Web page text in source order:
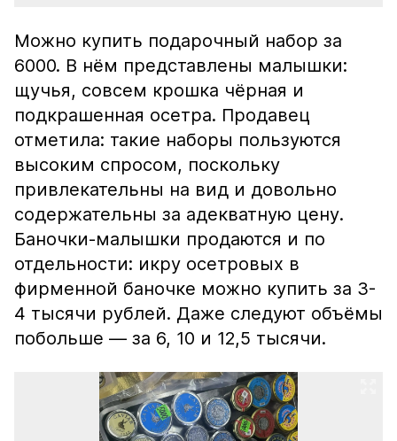
Можно купить подарочный набор за
6000. В нём представлены малышки:
щучья, совсем крошка чёрная и
подкрашенная осетра. Продавец
отметила: такие наборы пользуются
высоким спросом, поскольку
привлекательны на вид и довольно
содержательны за адекватную цену.
Баночки-малышки продаются и по
отдельности: икру осетровых в
фирменной баночке можно купить за 3-
4 тысячи рублей. Даже следуют объёмы
побольше — за 6, 10 и 12,5 тысячи.